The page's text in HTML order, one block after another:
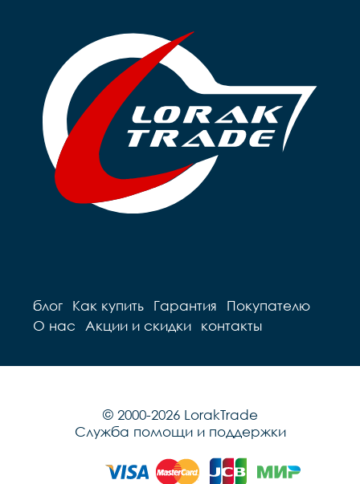
блог Как купить Гарантия
Покупателю
О нас
Акции и скидки контакты
© 2000-2026 LorakTrade
Служба помощи и поддержки